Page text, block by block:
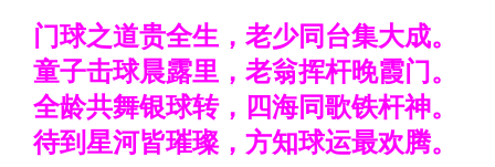
门球之道贵全生，老少同台集大成。
童子击球晨露里，老翁挥杆晚霞门。
全龄共舞银球转，四海同歌铁杆神。
待到星河皆璀璨，方知球运最欢腾。